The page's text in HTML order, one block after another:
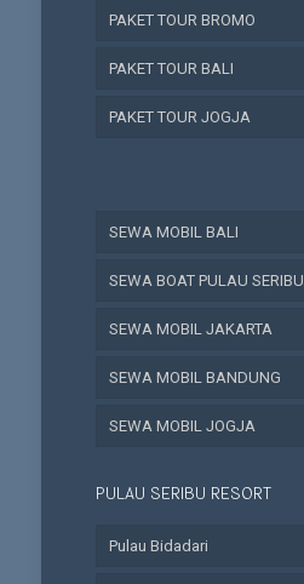
PAKET TOUR BROMO
PAKET TOUR BALI
PAKET TOUR JOGJA
SEWA MOBIL BALI
SEWA BOAT PULAU SERIBU
SEWA MOBIL JAKARTA
SEWA MOBIL BANDUNG
SEWA MOBIL JOGJA
PULAU SERIBU RESORT
Pulau Bidadari